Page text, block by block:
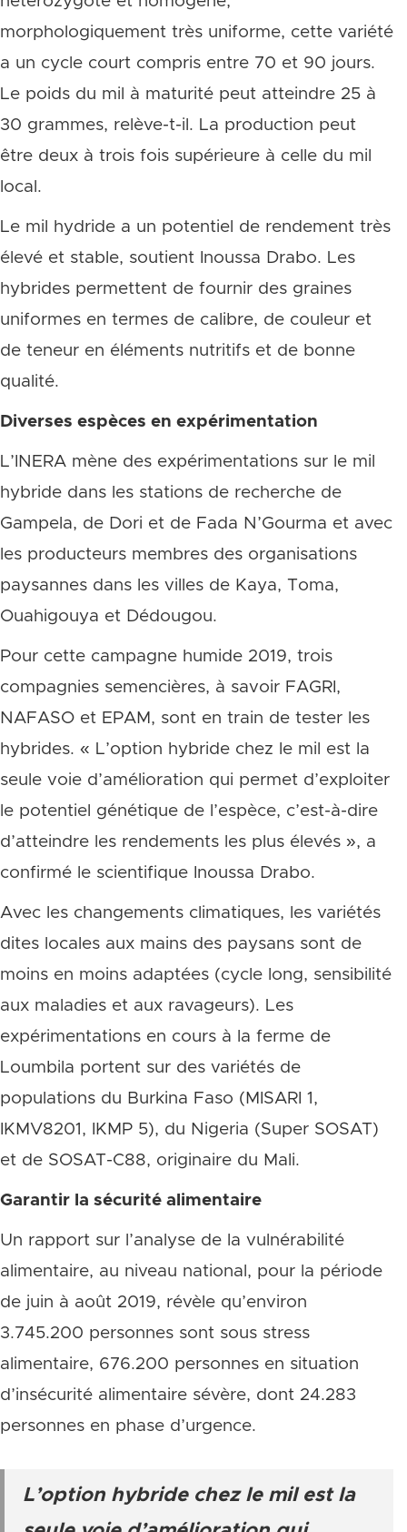
morphologiquement très uniforme, cette variété
a un cycle court compris entre 70 et 90 jours.
Le poids du mil à maturité peut atteindre 25 à
30 grammes, relève-t-il. La production peut
être deux à trois fois supérieure à celle du mil
local.
Le mil hydride a un potentiel de rendement très
élevé et stable, soutient Inoussa Drabo. Les
hybrides permettent de fournir des graines
uniformes en termes de calibre, de couleur et
de teneur en éléments nutritifs et de bonne
qualité.
Diverses espèces en expérimentation
L’INERA mène des expérimentations sur le mil
hybride dans les stations de recherche de
Gampela, de Dori et de Fada N’Gourma et avec
les producteurs membres des organisations
paysannes dans les villes de Kaya, Toma,
Ouahigouya et Dédougou.
Pour cette campagne humide 2019, trois
compagnies semencières, à savoir FAGRI,
NAFASO et EPAM, sont en train de tester les
hybrides. « L’option hybride chez le mil est la
seule voie d’amélioration qui permet d’exploiter
le potentiel génétique de l’espèce, c’est-à-dire
d’atteindre les rendements les plus élevés », a
confirmé le scientifique Inoussa Drabo.
Avec les changements climatiques, les variétés
dites locales aux mains des paysans sont de
moins en moins adaptées (cycle long, sensibilité
aux maladies et aux ravageurs). Les
expérimentations en cours à la ferme de
Loumbila portent sur des variétés de
populations du Burkina Faso (MISARI 1,
IKMV8201, IKMP 5), du Nigeria (Super SOSAT)
et de SOSAT-C88, originaire du Mali.
Garantir la sécurité alimentaire
Un rapport sur l’analyse de la vulnérabilité
alimentaire, au niveau national, pour la période
de juin à août 2019, révèle qu’environ
3.745.200 personnes sont sous stress
alimentaire, 676.200 personnes en situation
d’insécurité alimentaire sévère, dont 24.283
personnes en phase d’urgence.
L’option hybride chez le mil est la